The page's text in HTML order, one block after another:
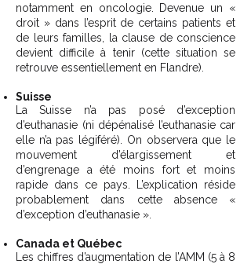
notamment en oncologie. Devenue un «
droit » dans l’esprit de certains patients et
de leurs familles, la clause de conscience
devient difficile à tenir (cette situation se
retrouve essentiellement en Flandre).
Suisse
La Suisse n’a pas posé d’exception
d’euthanasie (ni dépénalisé l’euthanasie car
elle n’a pas légiféré). On observera que le
mouvement d’élargissement et
d’engrenage a été moins fort et moins
rapide dans ce pays. L’explication réside
probablement dans cette absence «
d’exception d’euthanasie ».
Canada et Québec
Les chiffres d’augmentation de l’AMM (5 à 8